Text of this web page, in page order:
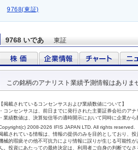
9768(東証)
9768 いであ 東証